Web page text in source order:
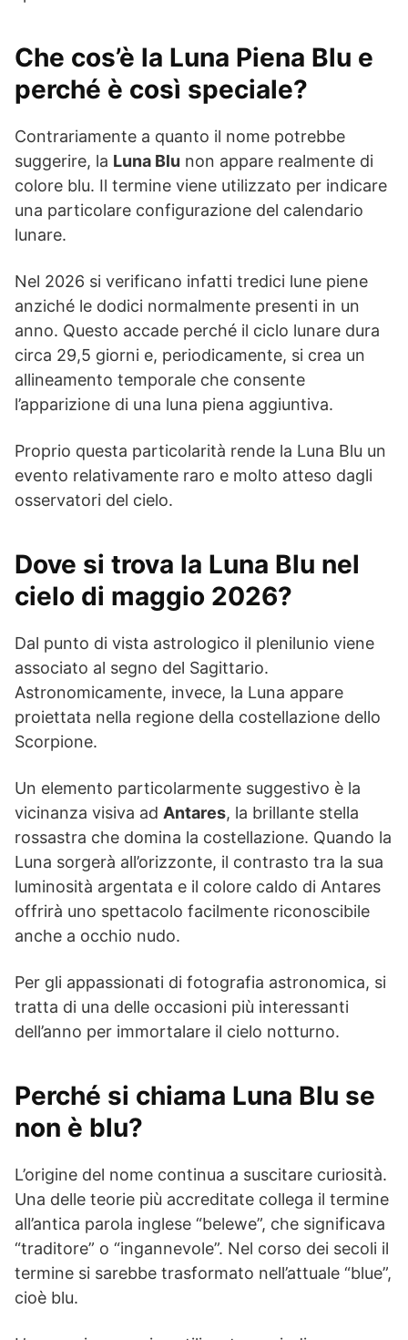
Che cos’è la Luna Piena Blu e
perché è così speciale?
Contrariamente a quanto il nome potrebbe
suggerire, la Luna Blu non appare realmente di
colore blu. Il termine viene utilizzato per indicare
una particolare configurazione del calendario
lunare.
Nel 2026 si verificano infatti tredici lune piene
anziché le dodici normalmente presenti in un
anno. Questo accade perché il ciclo lunare dura
circa 29,5 giorni e, periodicamente, si crea un
allineamento temporale che consente
l’apparizione di una luna piena aggiuntiva.
Proprio questa particolarità rende la Luna Blu un
evento relativamente raro e molto atteso dagli
osservatori del cielo.
Dove si trova la Luna Blu nel
cielo di maggio 2026?
Dal punto di vista astrologico il plenilunio viene
associato al segno del Sagittario.
Astronomicamente, invece, la Luna appare
proiettata nella regione della costellazione dello
Scorpione.
Un elemento particolarmente suggestivo è la
vicinanza visiva ad Antares, la brillante stella
rossastra che domina la costellazione. Quando la
Luna sorgerà all’orizzonte, il contrasto tra la sua
luminosità argentata e il colore caldo di Antares
offrirà uno spettacolo facilmente riconoscibile
anche a occhio nudo.
Per gli appassionati di fotografia astronomica, si
tratta di una delle occasioni più interessanti
dell’anno per immortalare il cielo notturno.
Perché si chiama Luna Blu se
non è blu?
L’origine del nome continua a suscitare curiosità.
Una delle teorie più accreditate collega il termine
all’antica parola inglese “belewe”, che significava
“traditore” o “ingannevole”. Nel corso dei secoli il
termine si sarebbe trasformato nell’attuale “blue”,
cioè blu.